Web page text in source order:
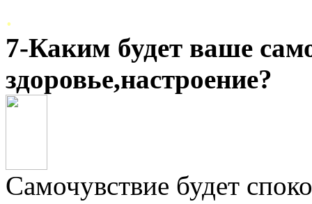
.
7-Каким будет ваше
здоровье,настроение?
Самочувствие будет